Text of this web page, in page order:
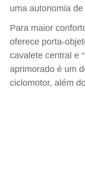
uma autonomia
Para maior
oferece porta-
cavalete central e
aprimorado é um
ciclomotor, além